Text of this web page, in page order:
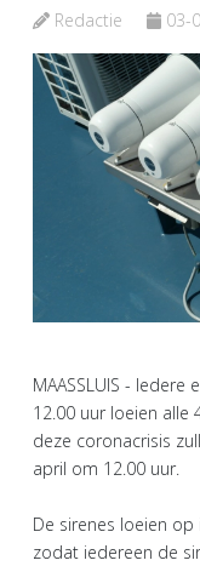
Redactie 03-
MAASSLUIS -
12.00 uur loeien alle
deze coronacrisis
april om 12.00 uur.
De sirenes loeien
zodat iedereen de